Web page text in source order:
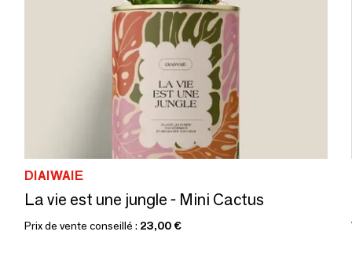
DIAIWAIE
La vie est une jungle - Mini Cactus
Prix de vente conseillé : 23,00 €